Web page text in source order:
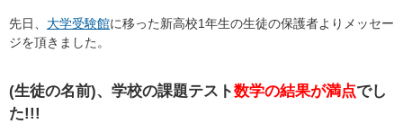
先日、 大学受験館に移った新高校1年生の生徒の保護者よりメッセー
ジを頂きました。
(生徒の名前)、学校の課題テスト数学の結果が満点でし
た!!!